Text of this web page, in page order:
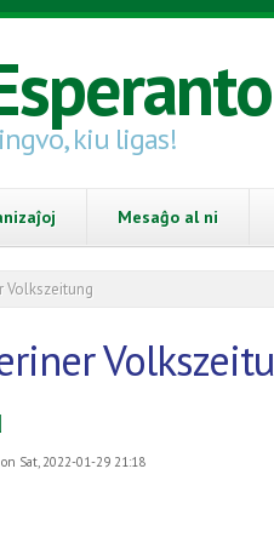
kiu ligas!
Mesaĝo al ni
Volkszeitung
Sat, 2022-01-29 21:18